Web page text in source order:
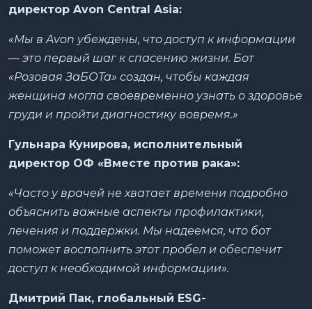
директор Avon Central Asia:
«Мы в Avon убеждены, что доступ к информации
— это первый шаг к спасению жизни. Бот
«Розовая ЗаБОТа» создан, чтобы каждая
женщина могла своевременно узнать о здоровье
груди и пройти диагностику вовремя.»
Гульнара Кунирова, исполнительный
директор ОФ «Вместе против рака»:
«Часто у врачей не хватает времени подробно
объяснить важные аспекты профилактики,
лечения и поддержки. Мы надеемся, что бот
поможет восполнить этот пробел и обеспечит
доступ к необходимой информации».
Дмитрий Пак, глобальный ESG-